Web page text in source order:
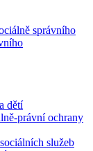
správního
dětí
právní ochrany
služeb